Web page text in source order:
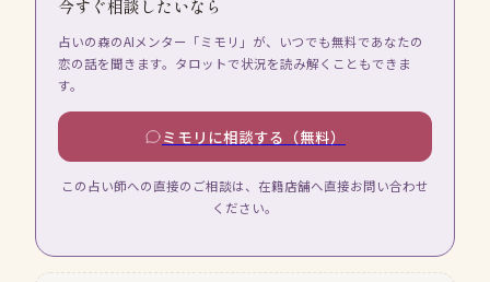
今すぐ相談したいなら
占いの森のAIメンター「ミモリ」が、いつでも無料であなたの
恋の話を聞きます。タロットで状況を読み解くこともできま
す。
ミモリに相談する（無料）
この占い師への直接のご相談は、在籍店舗へ直接お問い合わせ
ください。